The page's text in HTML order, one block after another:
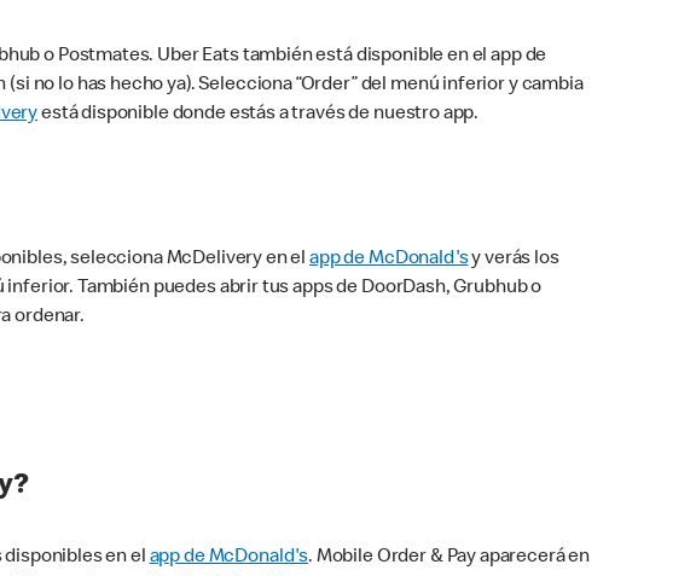
o Postmates. Uber Eats también está disponible en el app de
(si no lo has hecho ya). Selecciona “Order” del menú inferior y cambia
está disponible donde estás a través de nuestro app.
selecciona McDelivery en elapp de McDonald'sy verás los
También puedes abrir tus apps de DoorDash, Grubhub o
ordenar.
disponibles en elapp de McDonald's. Mobile Order & Pay aparecerá en